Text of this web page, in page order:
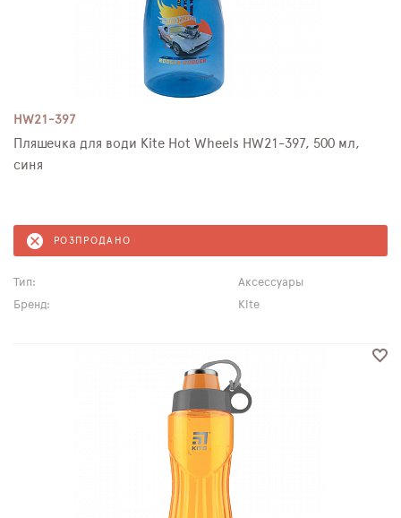
HW21-397
Пляшечка для води Kite Hot Wheels HW21-397, 500 мл,
синя
РОЗПРОДАНО
Тип:
Аксессуары
Бренд:
Kite